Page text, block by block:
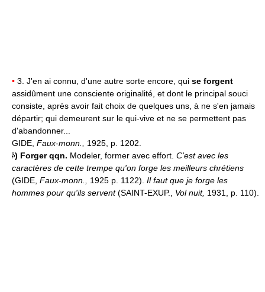
• 3. J'en ai connu, d'une autre sorte encore, qui se forgent
assidûment une consciente originalité, et dont le principal souci
consiste, après avoir fait choix de quelques uns, à ne s'en jamais
départir; qui demeurent sur le qui-vive et ne se permettent pas
d'abandonner...
GIDE, Faux-monn., 1925, p. 1202.
) Forger qqn. Modeler, former avec effort. C'est avec les
caractères de cette trempe qu'on forge les meilleurs chrétiens
(GIDE, Faux-monn., 1925 p. 1122). Il faut que je forge les
hommes pour qu'ils servent(SAINT-EXUP., Vol nuit, 1931, p. 110).